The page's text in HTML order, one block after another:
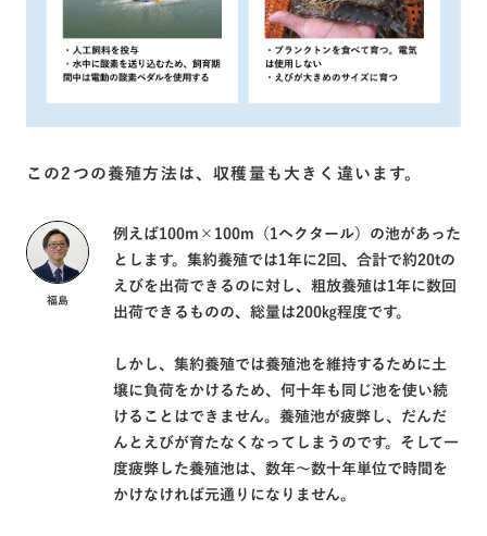
この2つの養殖方法は、収穫量も大きく違います。
福島
例えば100m×100m（1ヘクタール）の池があった
とします。集約養殖では1年に2回、合計で約20tの
えびを出荷できるのに対し、粗放養殖は1年に数回
出荷できるものの、総量は200㎏程度です。
しかし、集約養殖では養殖池を維持するために土
壌に負荷をかけるため、何十年も同じ池を使い続
けることはできません。養殖池が疲弊し、だんだ
んとえびが育たなくなってしまうのです。そして一
度疲弊した養殖池は、数年〜数十年単位で時間を
かけなければ元通りになりません。